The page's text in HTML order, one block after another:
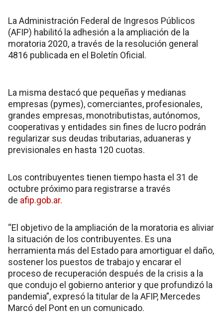
La Administración Federal de Ingresos Públicos
(AFIP) habilitó la adhesión a la ampliación de la
moratoria 2020, a través de la resolución general
4816 publicada en el Boletín Oficial.
La misma destacó que pequeñas y medianas
empresas (pymes), comerciantes, profesionales,
grandes empresas, monotributistas, autónomos,
cooperativas y entidades sin fines de lucro podrán
regularizar sus deudas tributarias, aduaneras y
previsionales en hasta 120 cuotas.
Los contribuyentes tienen tiempo hasta el 31 de
octubre próximo para registrarse a través
de afip.gob.ar.
“El objetivo de la ampliación de la moratoria es aliviar
la situación de los contribuyentes. Es una
herramienta más del Estado para amortiguar el daño,
sostener los puestos de trabajo y encarar el
proceso de recuperación después de la crisis a la
que condujo el gobierno anterior y que profundizó la
pandemia”, expresó la titular de la AFIP, Mercedes
Marcó del Pont en un comunicado.